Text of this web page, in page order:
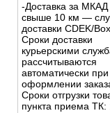
-Доставка за МКАД
свыше 10 км —
доставки CDEK/
Сроки доставки
курьерскими
рассчитываются
автоматически при
оформлении
Сроки отгрузки
пункта приема ТК: